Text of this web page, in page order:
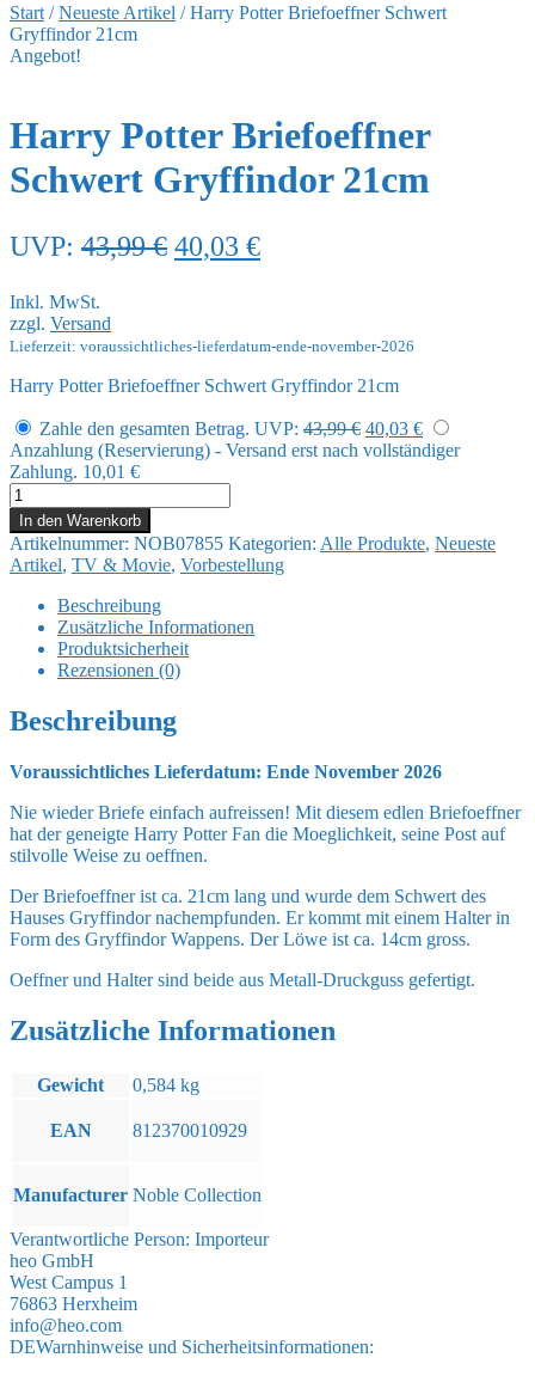
Start /Neueste Artikel /Harry Potter Briefoeffner Schwert
Gryffindor 21cm
Angebot!
Harry Potter Briefoeffner
Schwert Gryffindor 21cm
UVP: 43,99€ Ursprünglicher
43,99 €
40,03 €Aktueller
40,03 €.
Inkl. MwSt.
zzgl. Versand
Lieferzeit: voraussichtliches-lieferdatum-ende-november-2026
Harry Potter Briefoeffner Schwert Gryffindor 21cm
Zahle den gesamten Betrag. UVP: 43,99€ Ursprünglicher
Preis
40,03 €Aktueller
Preis
Anzahlung (Reservierung) - Versand erst nach vollständiger
Zahlung. 10,01 €
Harry
Potter
Briefoeffner
Schwert
Gryffindor
21cm
Menge
In den Warenkorb
Artikelnummer: NOB07855 Kategorien: Alle Produkte, Neueste
Artikel, TV & Movie, Vorbestellung
Beschreibung
Zusätzliche Informationen
Produktsicherheit
Rezensionen (0)
Beschreibung
Voraussichtliches Lieferdatum: Ende November 2026
Nie wieder Briefe einfach aufreissen! Mit diesem edlen Briefoeffner
hat der geneigte Harry Potter Fan die Moeglichkeit, seine Post auf
stilvolle Weise zu oeffnen.
Der Briefoeffner ist ca. 21cm lang und wurde dem Schwert des
Hauses Gryffindor nachempfunden. Er kommt mit einem Halter in
Form des Gryffindor Wappens. Der Löwe ist ca. 14cm gross.
Oeffner und Halter sind beide aus Metall-Druckguss gefertigt.
Zusätzliche Informationen
Gewicht 0,584 kg
EAN 812370010929
Manufacturer Noble Collection
Verantwortliche Person: Importeur
heo GmbH
West Campus 1
76863 Herxheim
info@heo.com
DEWarnhinweise und Sicherheitsinformationen: